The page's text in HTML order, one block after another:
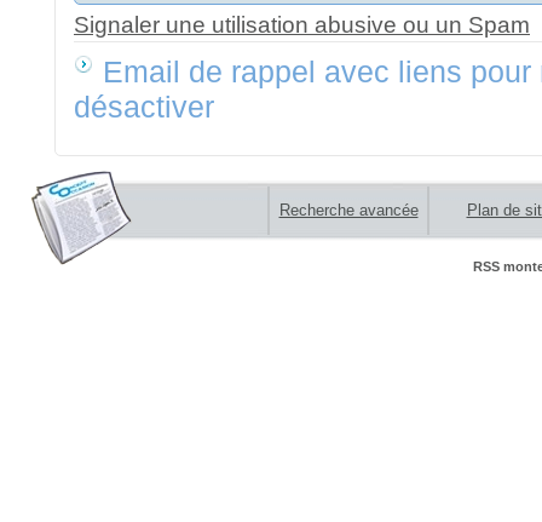
Signaler une utilisation abusive ou un Spam
Email de rappel avec liens pour
désactiver
Recherche avancée Plan de
RSS